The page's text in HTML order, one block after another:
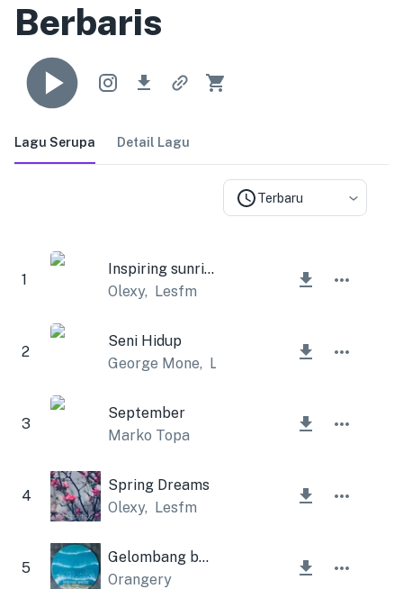
Berbaris
Lagu Serupa Detail Lagu
Terbaru
1
Inspiring sunrise
Olexy, Lesfm
2
Seni Hidup
George Mone, Lesfm
3
September
Marko Topa
4
Spring Dreams
Olexy, Lesfm
5
Gelombang berdansa waltz
Orangery